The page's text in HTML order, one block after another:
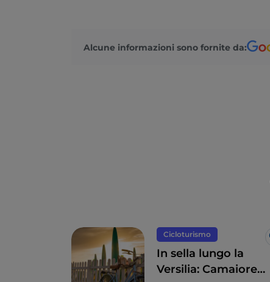
Alcune informazioni sono fornite da:
Cicloturismo
In sella lungo la
Versilia: Camaiore,